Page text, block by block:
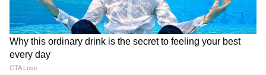
Modi in IIT Delhi: PM ने सुनाई जिंदगी की
प्रेक्टिकल बातें, तालियों से गूंज उठा हॉल